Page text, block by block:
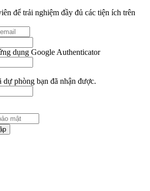
để trải nghiệm đầy đủ các tiện ích trên
dụng Google Authenticator
dự phòng bạn đã nhận được.